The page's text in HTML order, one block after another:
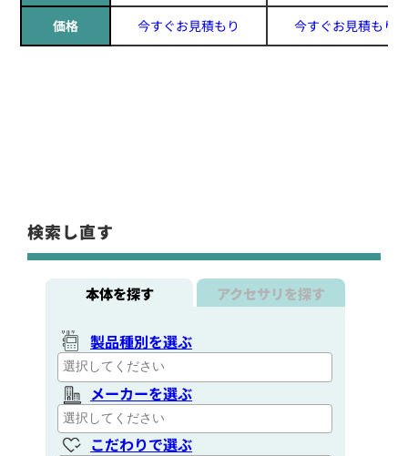
価格 今すぐお見積もり 今すぐお見積もり
検索し直す
本体を探す アクセサリを探す
製品種別を選ぶ
メーカーを選ぶ
こだわりで選ぶ